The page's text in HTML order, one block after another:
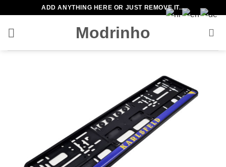
springen
ADD ANYTHING HERE OR JUST REMOVE IT...
Modrinho